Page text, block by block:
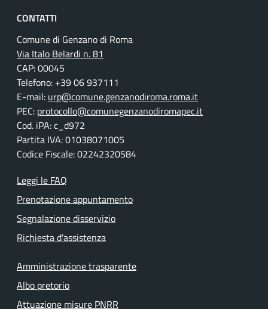
CONTATTI
Comune di Genzano di Roma
Via Italo Belardi n. 81
CAP: 00045
Telefono: +39 06 937111
E-mail: urp@comune.genzanodiroma.roma.it
PEC: protocollo@comunegenzanodiromapec.it
Cod. iPA: c_d972
Partita IVA: 01038071005
Codice Fiscale: 02242320584
Leggi le FAQ
Prenotazione appuntamento
Segnalazione disservizio
Richiesta d'assistenza
Amministrazione trasparente
Albo pretorio
Attuazione misure PNRR